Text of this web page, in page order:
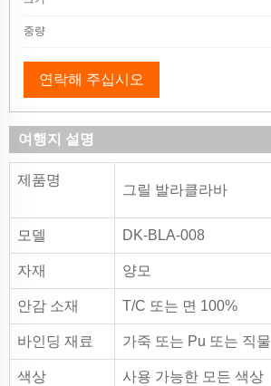
중량
연락해 주십시오
여행지 설명
제품명
그릴 발라클라바
모델 DK-BLA-008
자재 양모
안감 소재 T/C 또는 면 100%
바인딩 재료 가죽 또는 Pu 또는 직물
색상 사용 가능한 모든 색상